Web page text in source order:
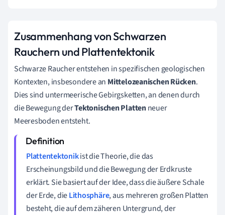
Zusammenhang von Schwarzen
Rauchern und Plattentektonik
Schwarze Raucher entstehen in spezifischen geologischen
Kontexten, insbesondere an Mittelozeanischen Rücken.
Dies sind untermeerische Gebirgsketten, an denen durch
die Bewegung derTektonischen Plattenneuer
Meeresboden entsteht.
Plattentektonikist die Theorie, die das
Erscheinungsbild und die Bewegung der Erdkruste
erklärt. Sie basiert auf der Idee, dass die äußere Schale
der Erde, dieLithosphäre, aus mehreren großen Platten
besteht, die auf dem zäheren Untergrund, der